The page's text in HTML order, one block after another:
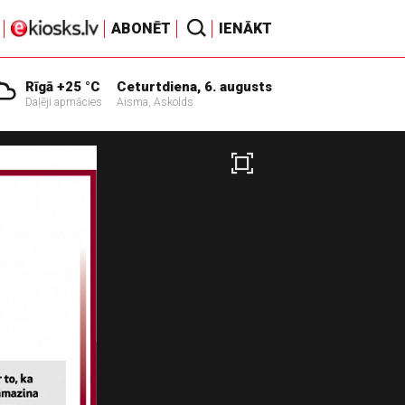
ABONĒT IENĀKT
Rīgā +25 °C
Daļēji apmācies
Ceturtdiena, 6. augusts
Aisma, Askolds